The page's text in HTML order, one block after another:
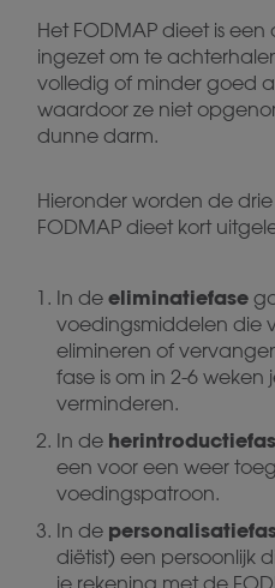
Het FODMAP dieet is
ingezet om te
volledig of minder goed
waardoor ze niet
dunne darm.
Hieronder worden de
FODMAP dieet kort
In de eliminatiefase
voedingsmiddelen die
elimineren of
fase is om in 2-6 weken
verminderen.
In de
een voor een weer
voedingspatroon.
In de
diëtist) een persoonlijk
je rekening met de